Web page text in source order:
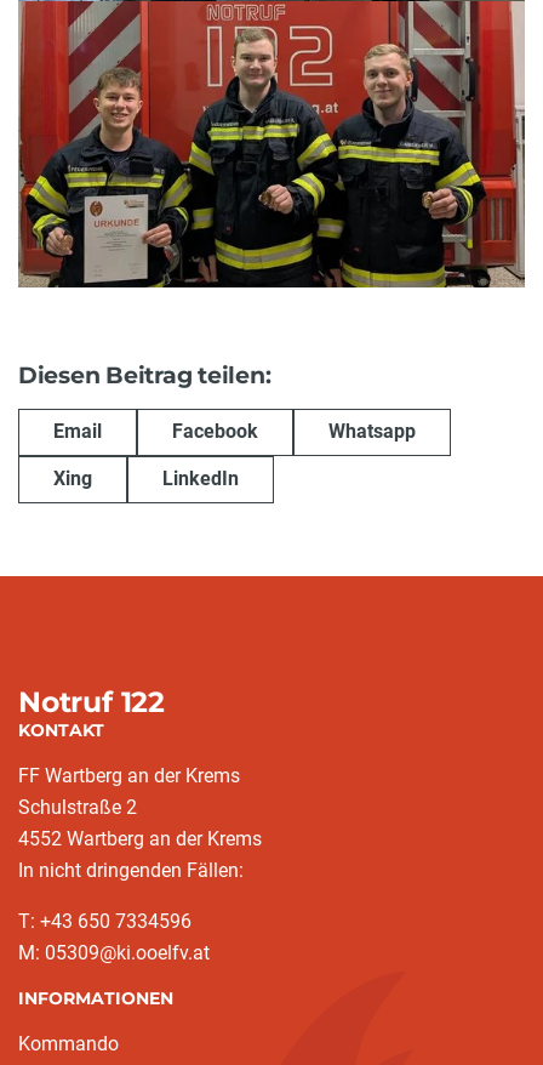
Diesen Beitrag teilen:
Email Facebook Whatsapp
Xing LinkedIn
Notruf 122
KONTAKT
FF Wartberg an der Krems
Schulstraße 2
4552 Wartberg an der Krems
In nicht dringenden Fällen:
T: +43 650 7334596
M: 05309@ki.ooelfv.at
INFORMATIONEN
Kommando